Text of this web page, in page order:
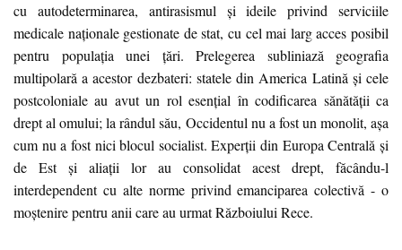
cu autodeterminarea, antirasismul și ideile privind serviciile
medicale naționale gestionate de stat, cu cel mai larg acces posibil
pentru populația unei țări. Prelegerea subliniază geografia
multipolară a acestor dezbateri: statele din America Latină și cele
postcoloniale au avut un rol esențial în codificarea sănătății ca
drept al omului; la rândul său, Occidentul nu a fost un monolit, așa
cum nu a fost nici blocul socialist. Experții din Europa Centrală și
de Est și aliații lor au consolidat acest drept, făcându-l
interdependent cu alte norme privind emanciparea colectivă - o
moștenire pentru anii care au urmat Războiului Rece.